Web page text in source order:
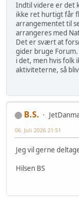
Indtil videre er det
ikke ret hurtigt får
arrangementet til
arrangeres med
Det er svært at
gider bruge
i det, men hvis folk
aktiviteterne, så
B.S.
06. Juli 2026 21:51
Jeg vil gerne
Hilsen BS